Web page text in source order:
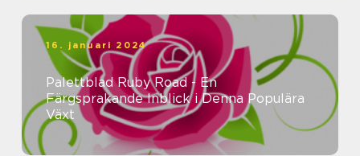
16. januari 2024
Palettblad Ruby Road - En
Färgsprakande Inblick i Denna Populära
Växt